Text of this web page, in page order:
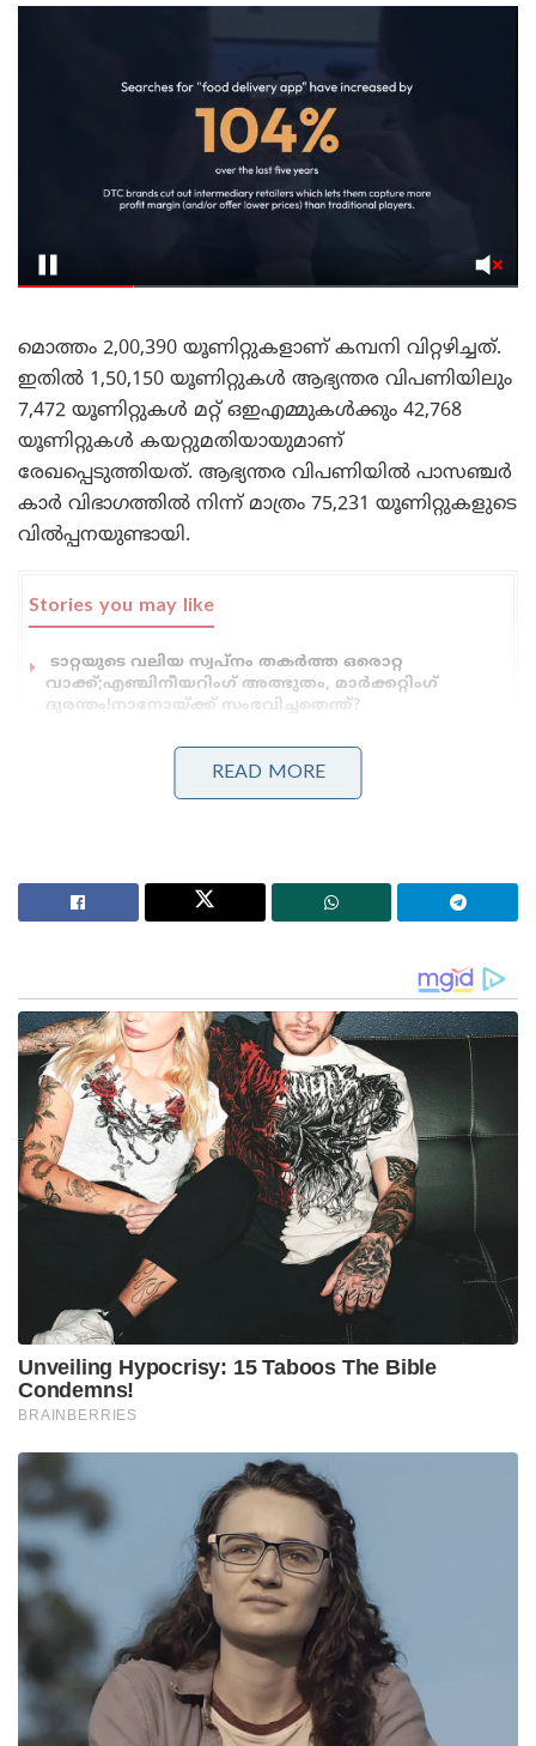
മൊത്തം 2,00,390 യൂണിറ്റുകളാണ് കമ്പനി വിറ്റഴിച്ചത്.
ഇതിൽ 1,50,150 യൂണിറ്റുകൾ ആഭ്യന്തര വിപണിയിലും
7,472 യൂണിറ്റുകൾ മറ്റ് ഒഇഎമ്മുകൾക്കും 42,768
യൂണിറ്റുകൾ കയറ്റുമതിയായുമാണ്
രേഖപ്പെടുത്തിയത്. ആഭ്യന്തര വിപണിയിൽ പാസഞ്ചർ
കാർ വിഭാഗത്തിൽ നിന്ന് മാത്രം 75,231 യൂണിറ്റുകളുടെ
വിൽപ്പനയുണ്ടായി.
Stories you may like
ടാറ്റയുടെ വലിയ സ്വപ്നം തകർത്ത ഒരൊറ്റ
വാക്ക്;എഞ്ചിനീയറിംഗ് അത്ഭുതം, മാർക്കറ്റിംഗ്
ദുരന്തം!നാനോയ്ക്ക് സംഭവിച്ചതെന്ത്?
എസ്‌യുവികളും വിറ്റഴിച്ചു. ഇതിൽ 14,800 യൂണിറ്റുകൾ
അപേക്ഷിച്ച് ഇവി വിൽപ്പന മൂന്നിരട്ടിയോളം വർദ്ധിച്ച്
കമ്പനിയുടെ ഏറ്റവും ഉയർന്ന പ്രതിമാസ ഇവി
വിൽപ്പനയായി ഇത് മാറി.
മഹീന്ദ്രയും ജൂണിൽ മികച്ച പ്രകടനം കാഴ്ചവച്ചു.
യൂട്ടിലിറ്റി വാഹന വിഭാഗത്തിൽ മഹീന്ദ്ര 60,393
വാഹനങ്ങൾ ആഭ്യന്തരമായി വിറ്റഴിച്ചു. ഇത് കഴിഞ്ഞ
വർഷത്തെ അപേക്ഷിച്ച് 28 ശതമാനം വാർഷിക
വളർച്ചയാണ്. ഹ്യൂണ്ടായ് മോട്ടോർ ഇന്ത്യ ജൂണിൽ
ആകെ 51,335 യൂണിറ്റുകൾ വിറ്റഴിച്ചു. ഇതിൽ 39,635
യൂണിറ്റുകൾ ആഭ്യന്തര വിൽപ്പനയും 11,700
യൂണിറ്റുകൾ കയറ്റുമതിയുമാണ്.
എന്നാൽ, കമ്പനിയുടെ ഒരു വിതരണക്കാരന്റെ
നിർമ്മാണ കേന്ദ്രത്തിലുണ്ടായ തീപിടിത്തം കാരണം
ഉൽപ്പാദനത്തിൽ താൽക്കാലിക തടസ്സം നേരിട്ടതിനെ
നഷ്ടമുണ്ടായതായി ഹ്യൂണ്ടായ് മോട്ടോർ ഇന്ത്യ
ലിമിറ്റഡ് എംഡിയും സിഇഒയുമായ തരുൺ ഗാർഗ്
വ്യക്തമാക്കി. ഈ വെല്ലുവിളികൾക്കിടയിലും
ഹ്യൂണ്ടായ് മികച്ച വിൽപ്പനയാണ് ജൂണിൽ നടത്തിയത്.
tata maruti Car sale June Automotive
READ MORE